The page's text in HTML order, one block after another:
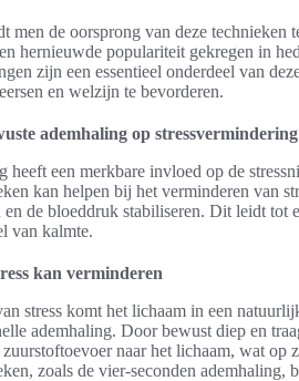
men de oorsprong van deze technieken
hernieuwde populariteit gekregen in
zijn een essentieel onderdeel van
en welzijn te bevorderen.
ademhaling op stressvermindering
heeft een merkbare invloed op de
kan helpen bij het verminderen van
en de bloeddruk stabiliseren. Dit leidt tot
van kalmte.
kan verminderen
stress komt het lichaam in een
ademhaling. Door bewust diep en
naar het lichaam, wat
zoals de vier-seconden ademhaling,